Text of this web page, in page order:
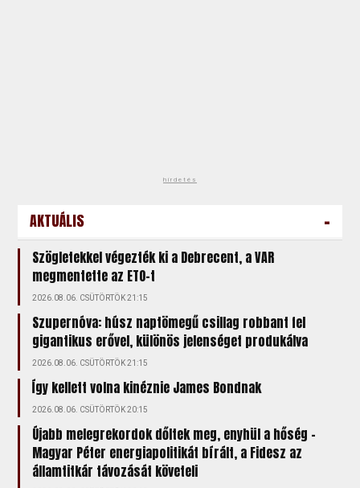
hirdetés
AKTUÁLIS -
Szögletekkel végezték ki a Debrecent, a VAR
megmentette az ETO-t
2026.08.06. CSÜTÖRTÖK 21:15
Szupernóva: húsz naptömegű csillag robbant fel
gigantikus erővel, különös jelenséget produkálva
2026.08.06. CSÜTÖRTÖK 21:15
Így kellett volna kinéznie James Bondnak
2026.08.06. CSÜTÖRTÖK 20:15
Újabb melegrekordok dőltek meg, enyhül a hőség –
Magyar Péter energiapolitikát bírált, a Fidesz az
államtitkár távozását követeli